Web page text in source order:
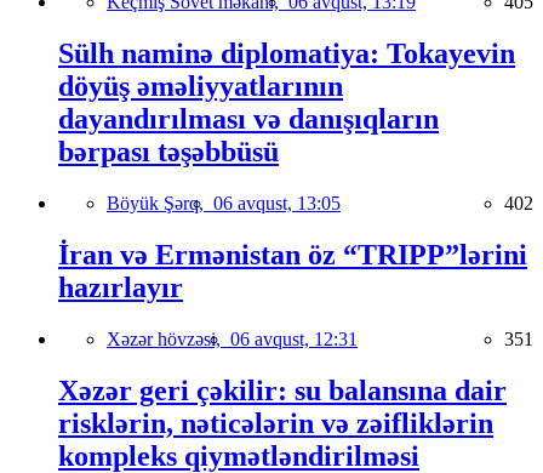
Sülh naminə diplomatiya: Tokayevin
döyüş əməliyyatlarının
dayandırılması və danışıqların
bərpası təşəbbüsü
Böyük Şərq, 06 avqust, 13:05 402
İran və Ermənistan öz “TRIPP”lərini
hazırlayır
Xəzər hövzəsi, 06 avqust, 12:31 351
Xəzər geri çəkilir: su balansına dair
risklərin, nəticələrin və zəifliklərin
kompleks qiymətləndirilməsi